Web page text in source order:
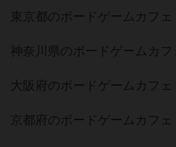
東京都のボードゲームカフェ
神奈川県のボードゲームカフ
大阪府のボードゲームカフェ
京都府のボードゲームカフェ